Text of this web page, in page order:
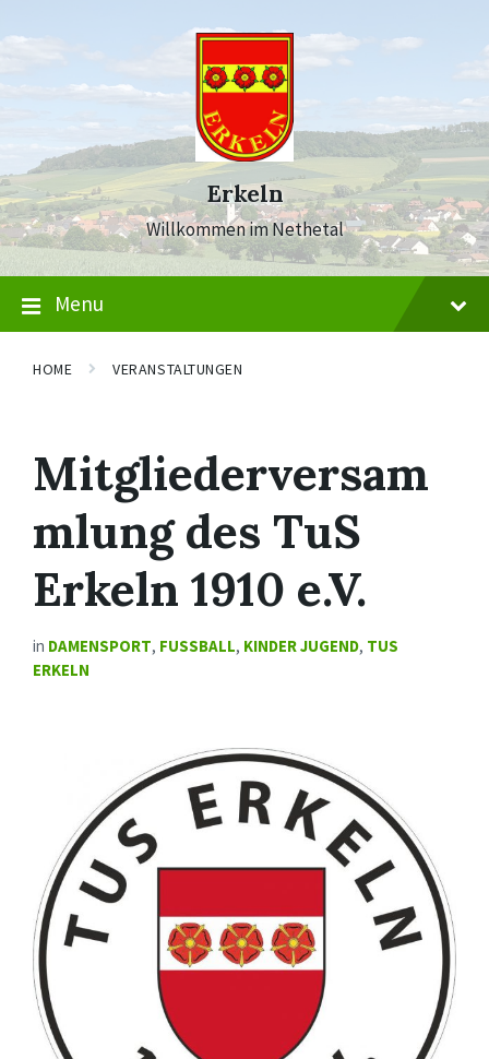
Erkeln
Willkommen im Nethetal
Menu
HOME VERANSTALTUNGEN
Mitgliederversam
mlung des TuS
Erkeln 1910 e.V.
in DAMENSPORT, FUSSBALL, KINDER JUGEND, TUS
ERKELN